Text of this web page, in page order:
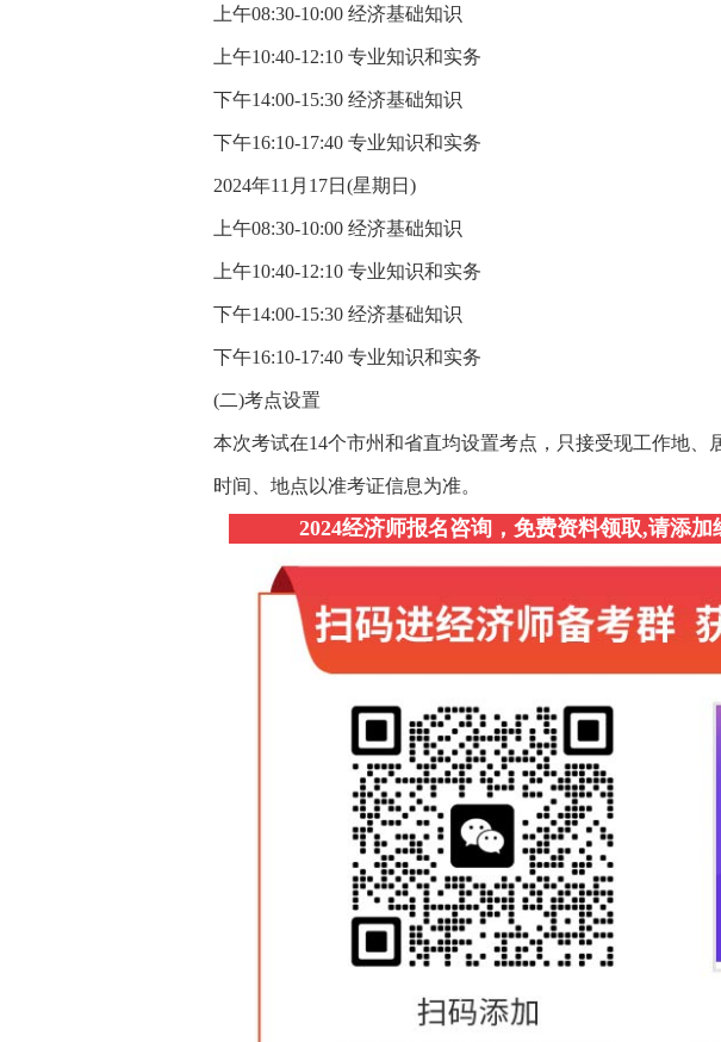
上午08:30-10:00 经济基础知识
上午10:40-12:10 专业知识和实务
下午14:00-15:30 经济基础知识
下午16:10-17:40 专业知识和实务
2024年11月17日(星期日)
上午08:30-10:00 经济基础知识
上午10:40-12:10 专业知识和实务
下午14:00-15:30 经济基础知识
下午16:10-17:40 专业知识和实务
(二)考点设置
本次考试在14个市州和省直均设置考点，只接受现工作地、
时间、地点以准考证信息为准。
2024经济师报名咨询，免费资料领取,请添